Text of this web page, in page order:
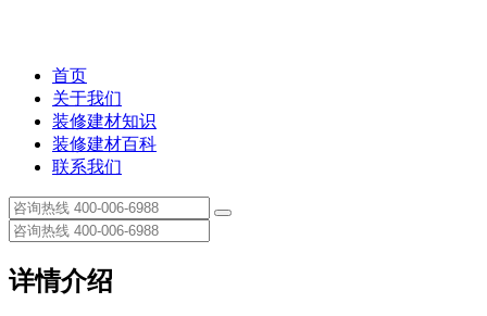
首页
关于我们
装修建材知识
装修建材百科
联系我们
详情介绍